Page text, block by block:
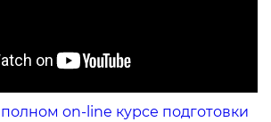
on-line курсе подготовки